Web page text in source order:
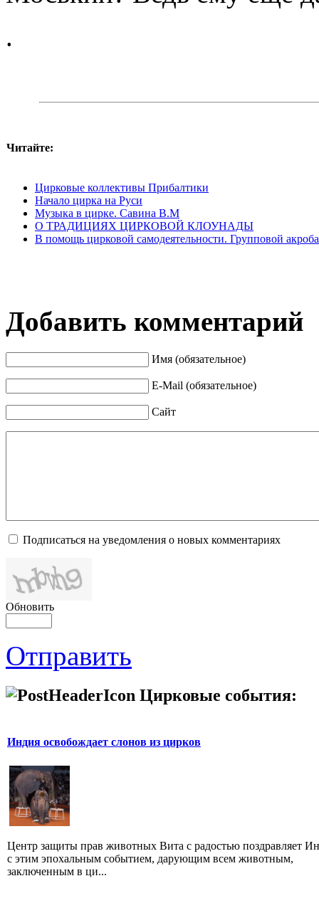
.
Читайте:
Цирковые коллективы Прибалтики
Начало цирка на Руси
Музыка в цирке. Савина В.М
О ТРАДИЦИЯХ ЦИРКОВОЙ КЛОУНАДЫ
В помощь цирковой самодеятельности. Групповой
Добавить комментарий
Имя (обязательное)
E-Mail (обязательное)
Сайт
Подписаться на уведомления о новых комментариях
Обновить
Отправить
Цирковые события:
Индия освобождает слонов из цирков
Центр защиты прав животных Вита с радостью поздравляет
с этим эпохальным событием, дарующим всем животным,
заключенным в ци...